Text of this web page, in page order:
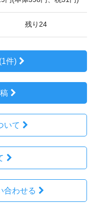
残り24
件)
いて
合わせる